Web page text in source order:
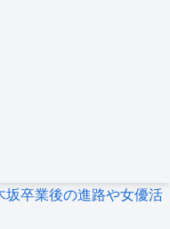
坂卒業後の進路や女優活